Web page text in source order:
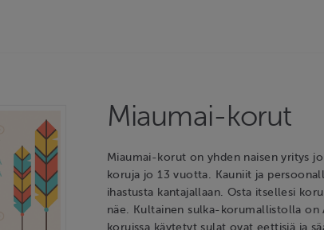
Miaumai-korut
Miaumai-korut on yhden naisen yritys
koruja jo 13 vuotta. Kauniit ja
ihastusta kantajallaan. Osta itsellesi
näe. Kultainen sulka-korumallistolla on
koruissa käytetyt sulat ovat eettisiä ja